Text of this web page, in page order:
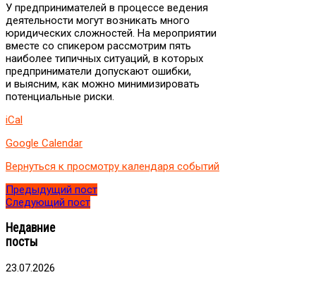
риски:
топ-5
юридических
проблем,
с
которыми
сталкивается
малый
средний
бизнес»
У предпринимателей в процессе ведения
деятельности могут возникать много
юридических сложностей. На мероприятии
вместе со спикером рассмотрим пять
наиболее типичных ситуаций, в которых
предприниматели допускают ошибки,
и выясним, как можно минимизировать
потенциальные риски.
iCal
Google Calendar
Вернуться к просмотру календаря событий
Предыдущий пост
Следующий пост
Недавние
посты
23.07.2026